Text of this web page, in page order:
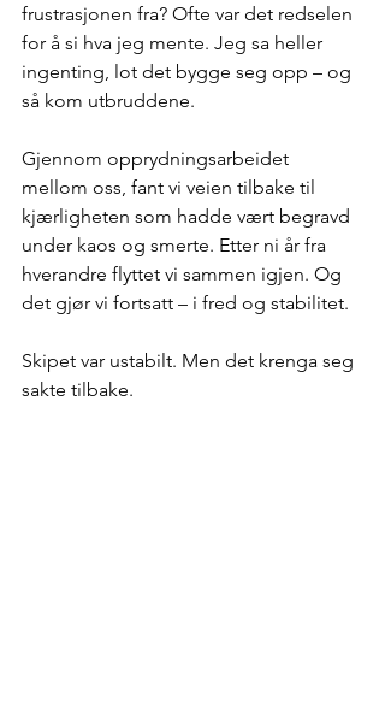
frustrasjonen fra? Ofte var det redselen
for å si hva jeg mente. Jeg sa heller
ingenting, lot det bygge seg opp – og
så kom utbruddene.
Gjennom opprydningsarbeidet
mellom oss, fant vi veien tilbake til
kjærligheten som hadde vært begravd
under kaos og smerte. Etter ni år fra
hverandre flyttet vi sammen igjen. Og
det gjør vi fortsatt – i fred og stabilitet.
Skipet var ustabilt. Men det krenga seg
sakte tilbake.